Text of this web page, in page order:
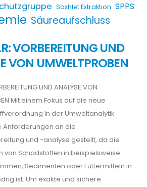
Soxhlet Extraktion SPPS
Säureaufschluss
VORBEREITUNG UND
VON UMWELTPROBEN
UND ANALYSE VON
Mit einem Fokus auf die neue
In der Umweltanalytik
Anforderungen an die
und -analyse gestellt, da die
von Schadstoffen in beispielsweise
Sedimenten oder Futtermitteln in
ist. Um exakte und sichere